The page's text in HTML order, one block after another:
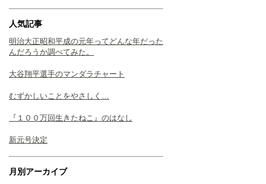
人気記事
明治大正昭和平成の元年ってどんな年だった
んだろうか調べてみた。
大谷翔平選手のマンダラチャート
むずかしいことをやさしく…
『１００万回生きたねこ』のはなし
新元号決定
月別アーカイブ